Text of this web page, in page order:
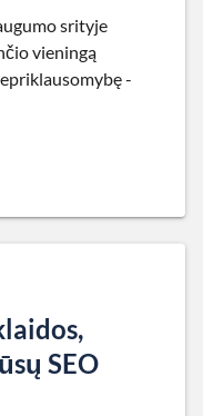
srityje
vieningą
-
SEO